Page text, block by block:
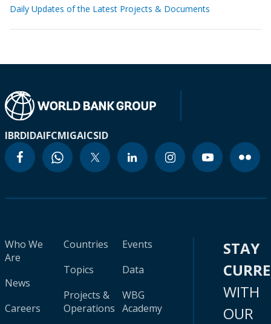
Daily Updates of the Latest Projects & Documents
IBRDIDAIFCMIGAICSID
Who We
Are
News
Careers
Countries
Topics
Projects &
Operations
Events
Data
WBG
Academy
STAY
WITH
OUR